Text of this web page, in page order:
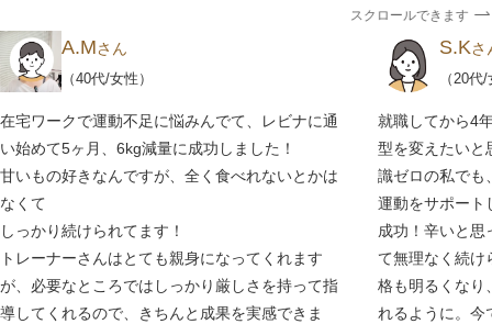
スクロールできます
A.Mさん
（40代/女性）
在宅ワークで運動不足に悩みんでて、レビナに通
い始めて5ヶ月、6kg減量に成功しました！
甘いもの好きなんですが、全く食べれないとかは
なくて
しっかり続けられてます！
トレーナーさんはとても親身になってくれます
が、必要なところではしっかり厳しさを持って指
導してくれるので、きちんと成果を実感できま
S.Kさ
（20代
就職してから4
型を変えたいと
識ゼロの私でも
運動をサポート
成功！辛いと思
て無理なく続け
格も明るくなり
れるように。今